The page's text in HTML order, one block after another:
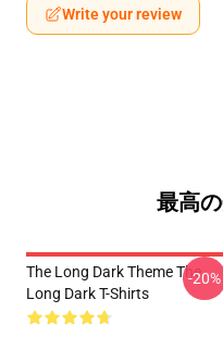
Write your review
最高
The Long Dark Theme The
Long Dark T-Shirts
-20%